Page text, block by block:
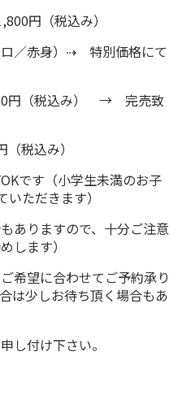
円（税込み）
／赤身）⇢ 特別価格にて
円（税込み） → 完売致
税込み）
です（小学生未満のお子
ただきます）
ありますので、十分ご注意
します）
希望に合わせてご予約承り
は少しお待ち頂く場合もあ
し付け下さい。